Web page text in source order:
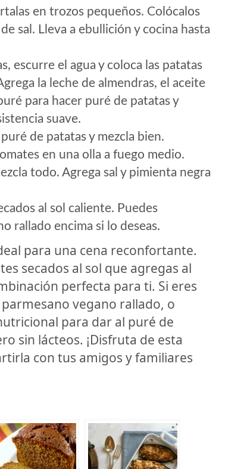
en trozos pequeños. Colócalos
sal. Lleva a ebullición y cocina hasta
escurre el agua y coloca las patatas
la leche de almendras, el aceite
para hacer puré de patatas y
suave.
de patatas y mezcla bien.
en una olla a fuego medio.
todo. Agrega sal y pimienta negra
al sol caliente. Puedes
rallado encima si lo deseas.
para una cena reconfortante.
secados al sol que agregas al
perfecta para ti. Si eres
vegano rallado, o
para dar al puré de
sin lácteos. ¡Disfruta de esta
con tus amigos y familiares